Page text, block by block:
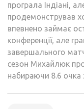
програла Індіані,
продемонстрував
впевнено займає
конференції, але
завершального
сезон Михайлюк
набираючи 8.6 очка